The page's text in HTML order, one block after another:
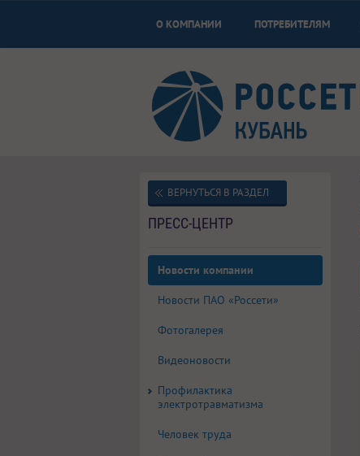
О КОМПАНИИ ПОТРЕБИТЕЛЯМ
ВЕРНУТЬСЯ В РАЗДЕЛ
ПРЕСС-ЦЕНТР
Новости компании
Новости ПАО «Россети»
Фотогалерея
Видеоновости
Профилактика
электротравматизма
Человек труда